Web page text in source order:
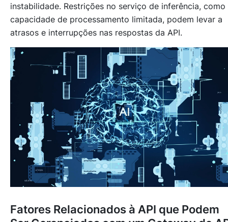
instabilidade. Restrições no serviço de inferência, como
capacidade de processamento limitada, podem levar a
atrasos e interrupções nas respostas da API.
Fatores Relacionados à API que Podem